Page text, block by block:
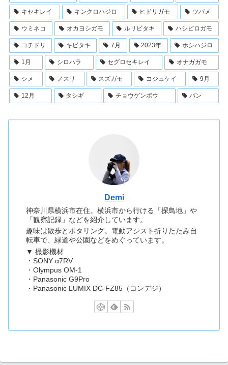
キセキレイ キンクロハジロ ヒドリガモ ツバメ
ウミネコ オカヨシガモ ルリビタキ ハシビロガモ
コチドリ キビタキ 7月 2023年 ホシハジロ
1月 シロハラ セグロセキレイ オナガガモ
シメ ノスリ スズガモ コジュケイ 9月
12月 タシギ チョウゲンボウ バン
Demi
神奈川県横浜市在住。横浜市から行ける「探鳥地」や
「観察記録」などを紹介しています。
趣味は散歩とポタリング。電動アシスト折りたたみ自
転車で、緑道や公園などをめぐっています。
▼ 撮影機材
・SONY α7RV
・Olympus OM-1
・Panasonic G9Pro
・Panasonic LUMIX DC-FZ85（コンデジ）